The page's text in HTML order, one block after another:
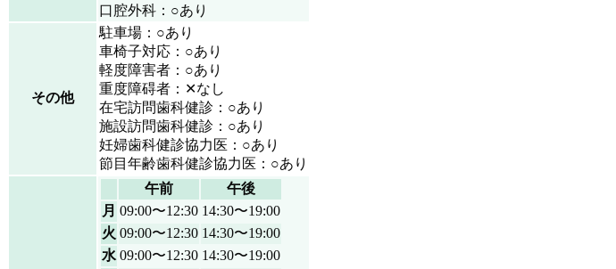
口腔外科：○あり
その他
駐車場：○あり
車椅子対応：○あり
軽度障害者：○あり
重度障碍者：✕なし
在宅訪問歯科健診：○あり
施設訪問歯科健診：○あり
妊婦歯科健診協力医：○あり
節目年齢歯科健診協力医：○あり
午前
午後
月 09:00〜12:30 14:30〜19:00
火 09:00〜12:30 14:30〜19:00
水 09:00〜12:30 14:30〜19:00